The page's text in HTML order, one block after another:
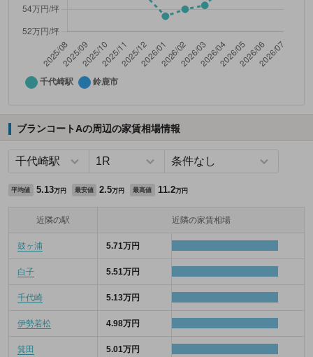
ブランコートAの周辺の家賃相場情報
平均値 5.13万円 最安値 2.5万円 最高値 11.2万円
近隣の駅 近隣の家賃相場
鼓ヶ浦 5.71万円
白子 5.51万円
千代崎 5.13万円
伊勢若松 4.98万円
箕田 5.01万円